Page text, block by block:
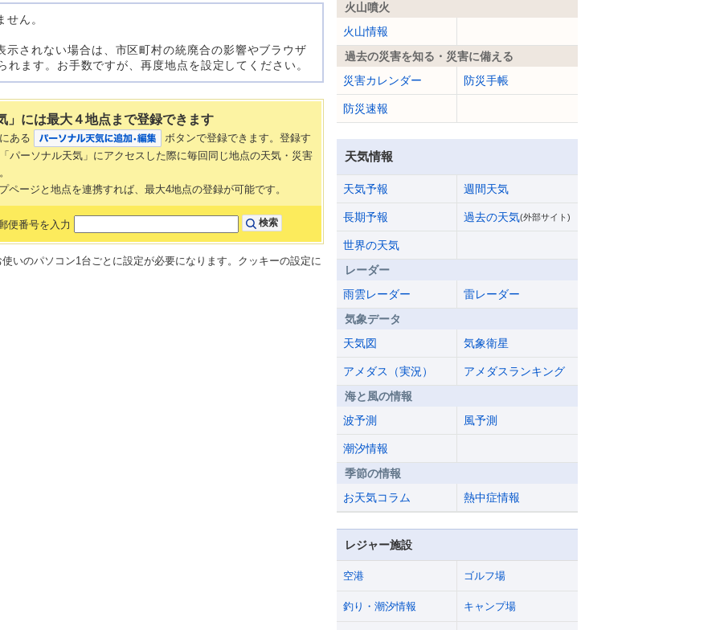
ん。
示されない場合は、市区町村の統廃合の影響やブラウザ
ます。お手数ですが、再度地点を設定してください。
」には最大４地点まで登録できます
ある
ボタンで登録できます。登録す
パーソナル天気」にアクセスした際に毎回同じ地点の天気・災害
ページと地点を連携すれば、最大4地点の登録が可能です。
便番号を入力
いのパソコン1台ごとに設定が必要になります。クッキーの設定に
火山噴火
火山情報
過去の災害を知る・災害に備える
災害カレンダー
防災手帳
防災速報
天気情報
天気予報 週間天気
長期予報 過去の天気(外部サイト)
世界の天気
レーダー
雨雲レーダー
雷レーダー
気象データ
天気図
気象衛星
アメダス（実況）
アメダスランキング
海と風の情報
波予測
風予測
潮汐情報
季節の情報
お天気コラム
熱中症情報
レジャー施設
空港 ゴルフ場
釣り・潮汐情報 キャンプ場